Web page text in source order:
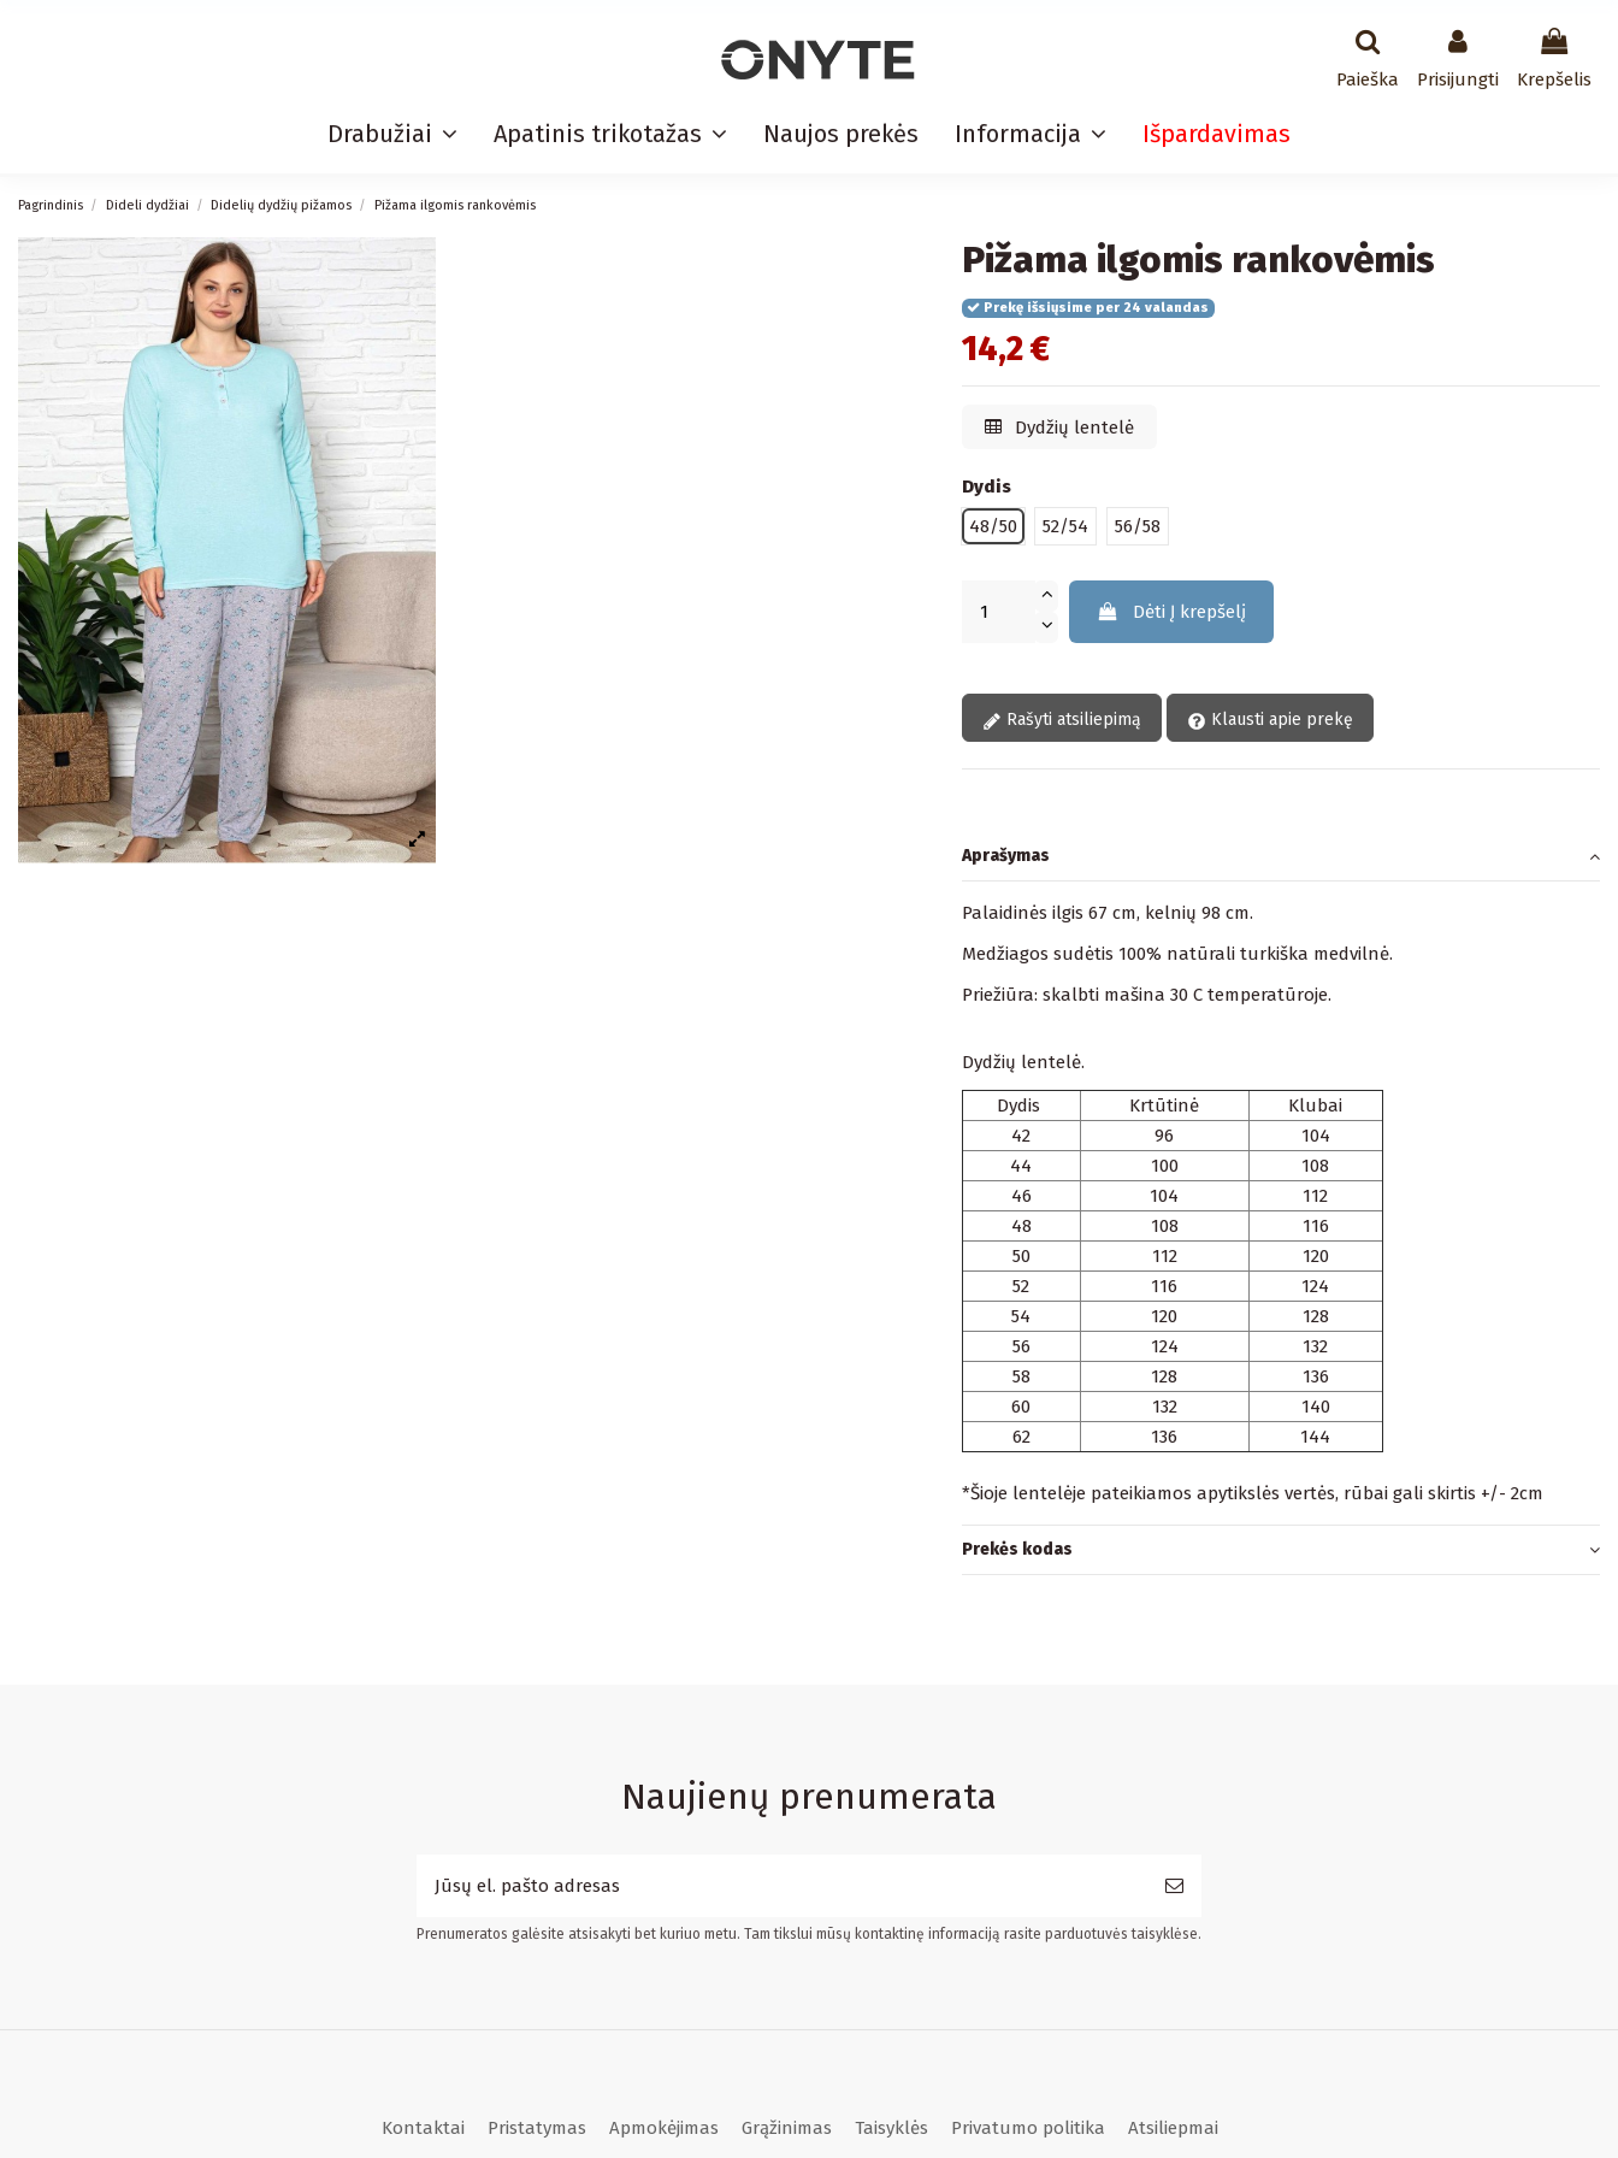
Paieška Prisijungti Krepšelis
Drabužiai Apatinis trikotažas Naujos prekės Informacija Išpardavimas
Pagrindinis Dideli dydžiai Didelių dydžių pižamos Pižama ilgomis rankovėmis
Pižama ilgomis rankovėmis
Prekę išsiųsime per 24 valandas
14,2 €
Dydžių lentelė
Dydis
48/50
52/54 56/58
Dėti Į krepšelį
Rašyti atsiliepimą Klausti apie prekę
Aprašymas
Palaidinės ilgis 67 cm, kelnių 98 cm.
Medžiagos sudėtis 100% natūrali turkiška medvilnė.
Priežiūra: skalbti mašina 30 C temperatūroje.
Dydžių lentelė.
Dydis
Krtūtinė
Klubai
42
96
104
44
100
108
46
104
112
48
108
116
50
112
120
52
116
124
54
120
128
56
124
132
58
128
136
60
132
140
62
136 144
*Šioje lentelėje pateikiamos apytikslės vertės, rūbai gali skirtis +/- 2cm
Prekės kodas
Naujienų prenumerata
Prenumeratos galėsite atsisakyti bet kuriuo metu. Tam tikslui mūsų kontaktinę informaciją rasite parduotuvės taisyklėse.
Kontaktai Pristatymas Apmokėjimas Grąžinimas Taisyklės Privatumo politika Atsiliepmai